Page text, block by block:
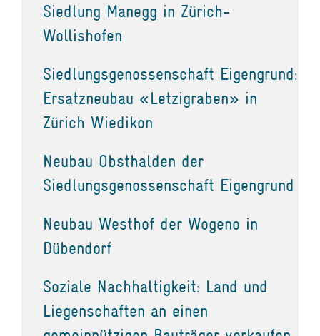
Siedlung Manegg in Zürich-
Wollishofen
Siedlungsgenossenschaft Eigengrund:
Ersatzneubau «Letzigraben» in
Zürich Wiedikon
Neubau Obsthalden der
Siedlungsgenossenschaft Eigengrund
Neubau Westhof der Wogeno in
Dübendorf
Soziale Nachhaltigkeit: Land und
Liegenschaften an einen